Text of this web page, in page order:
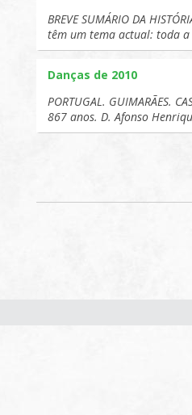
BREVE SUMÁRIO DA
têm um tema actual: toda
Danças de 2010
PORTUGAL. GUIMARÃES.
867 anos. D. Afonso